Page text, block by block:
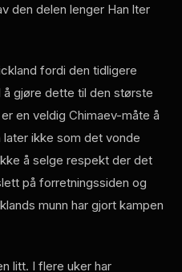
den delen lenger Han lter
fordi den tidligere
gjøre dette til den største
en veldig Chimaev-måte å
ikke som det vonde
å selge respekt der det
på forretningssiden og
munn har gjort kampen
litt. I flere uker har